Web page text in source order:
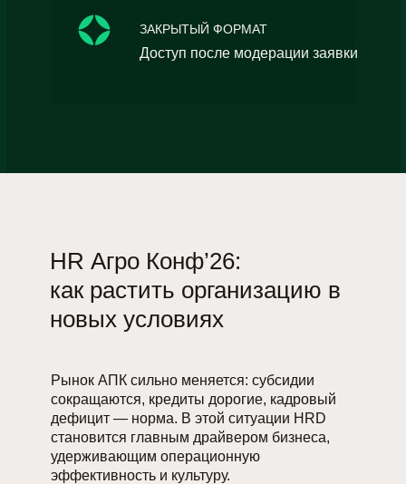
Доступ после модерации заявки
ЗАКРЫТЫЙ ФОРМАТ
HR Агро Конф’26:
как растить организацию в
новых условиях
Рынок АПК сильно меняется: субсидии
сокращаются, кредиты дорогие, кадровый
дефицит — норма. В этой ситуации HRD
становится главным драйвером бизнеса,
удерживающим операционную
эффективность и культуру.